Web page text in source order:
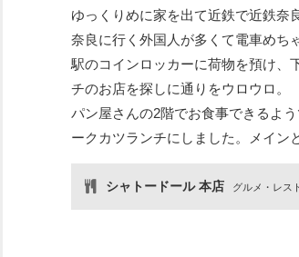
ゆっくりめに家を出て近鉄で近鉄奈
奈良に行く外国人が多くて電車めち
駅のコインロッカーに荷物を預け、
チのお店を探しに通りをウロウロ。
パン屋さんの2階でお食事できるよ
ークカツランチにしました。メイン
シャトードール 本店 グルメ・レス